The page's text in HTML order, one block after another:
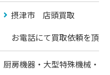
摂津市 店頭買取
お電話にて買取依頼を頂
厨房機器・大型特殊機械・